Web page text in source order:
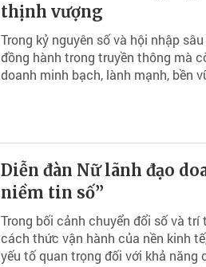
thịnh vượng
Trong kỷ nguyên số và hội nhập
đồng hành trong truyền thông mà
doanh minh bạch, lành mạnh, bền
Diễn đàn Nữ lãnh đạo
niềm tin số”
Trong bối cảnh chuyển đổi số và
cách thức vận hành của nền kinh
yếu tố quan trọng đối với khả năng